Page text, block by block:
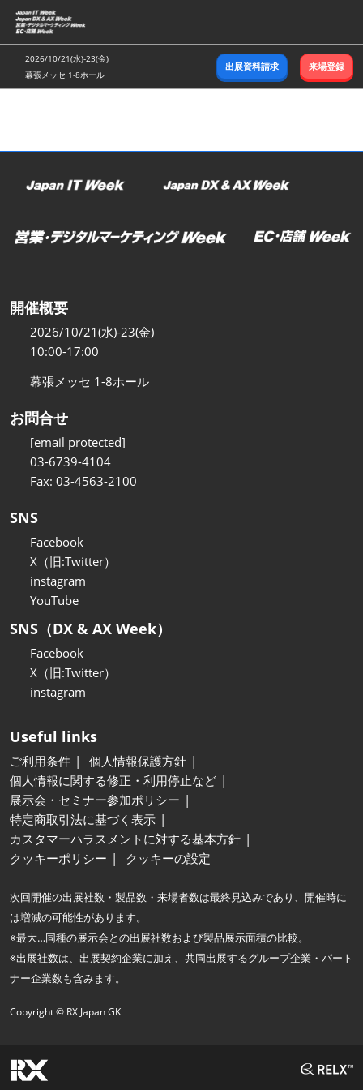
ス
キ
ッ
し
む
2026/10/21(水)-23(金)
幕張メッセ 1-8ホール
出展資料請求 来場登録
開催概要
2026/10/21(水)-23(金)
10:00-17:00
幕張メッセ 1-8ホール
お問合せ
[email protected]
03-6739-4104
Fax: 03-4563-2100
SNS
Facebook
X（旧:Twitter）
instagram
YouTube
SNS（DX & AX Week）
Facebook
X（旧:Twitter）
instagram
Useful links
ご利用条件
個人情報保護方針
個人情報に関する修正・利用停止など
展示会・セミナー参加ポリシー
特定商取引法に基づく表示
カスタマーハラスメントに対する基本方針
クッキーポリシー
クッキーの設定
次回開催の出展社数・製品数・来場者数は最終見込みであり、開催時に
は増減の可能性があります。
※最大…同種の展示会との出展社数および製品展示面積の比較。
※出展社数は、出展契約企業に加え、共同出展するグループ企業・パート
ナー企業数も含みます。
Copyright © RX Japan GK